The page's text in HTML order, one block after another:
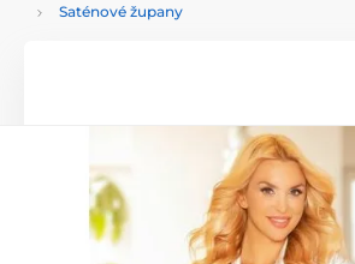
Saténové župany